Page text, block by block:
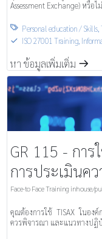
Assessment Exchange) หรือไ
 Personal education / Skills,
S ISO 27001 Training,
หา ข้อมูลเพิ่มเติ่ม m
GR 115 - การ
การประเมินค
ถือได้)
Face-to Face Training inhouse/
คุณต้องการใช้ TISAX ในอง
ควรพิจารณา และแนวทางปฏิ